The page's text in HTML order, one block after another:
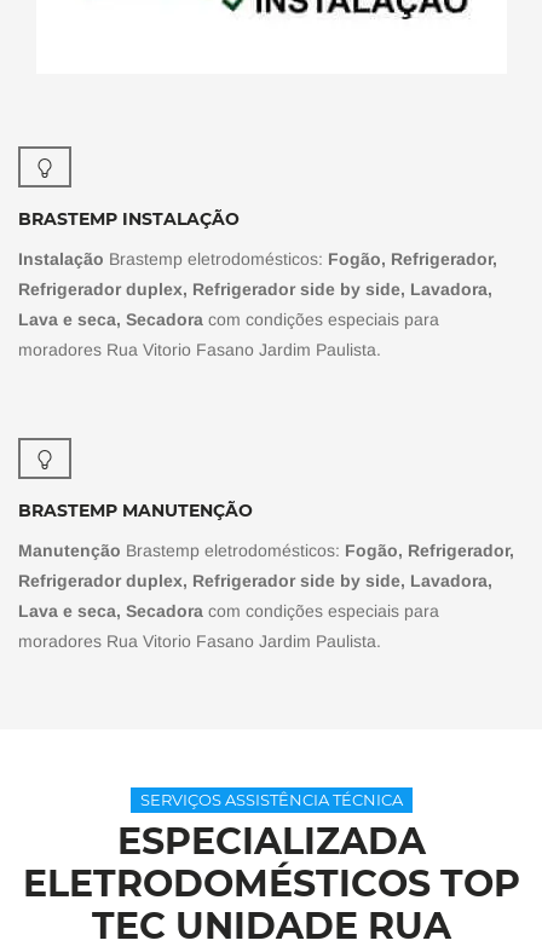
BRASTEMP INSTALAÇÃO
Instalação Brastemp eletrodomésticos: Fogão, Refrigerador,
Refrigerador duplex, Refrigerador side by side, Lavadora,
Lava e seca, Secadora com condições especiais para
moradores Rua Vitorio Fasano Jardim Paulista.
BRASTEMP MANUTENÇÃO
Manutenção Brastemp eletrodomésticos: Fogão, Refrigerador,
Refrigerador duplex, Refrigerador side by side, Lavadora,
Lava e seca, Secadora com condições especiais para
moradores Rua Vitorio Fasano Jardim Paulista.
SERVIÇOS ASSISTÊNCIA TÉCNICA
ESPECIALIZADA
ELETRODOMÉSTICOS TOP
TEC UNIDADE RUA